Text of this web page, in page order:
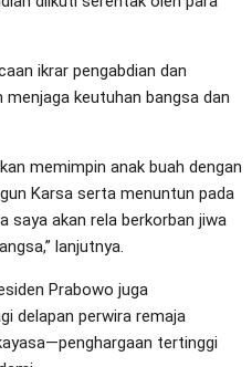
ikrar pengabdian dan
keutuhan bangsa dan
memimpin anak buah dengan
Karsa serta menuntun pada
saya akan rela berkorban jiwa
lanjutnya.
Prabowo juga
delapan perwira remaja
tertinggi